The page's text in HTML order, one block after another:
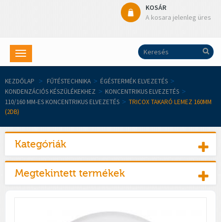
KOSÁR
A kosara jelenleg üres
Toggle
navigation
KEZDŐLAP > FŰTÉSTECHNIKA > ÉGÉSTERMÉK ELVEZETÉS >
KONDENZÁCIÓS KÉSZÜLÉKEKHEZ > KONCENTRIKUS ELVEZETÉS >
110/160 MM-ES KONCENTRIKUS ELVEZETÉS > TRICOX TAKARÓ LEMEZ 160MM
(2DB)
Kategóriák
Megtekintett termékek